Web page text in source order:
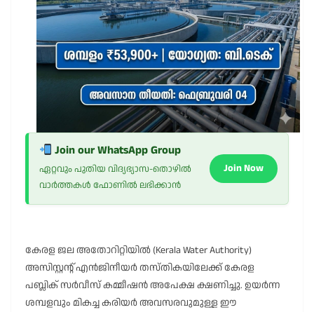
Join our WhatsApp Group
ഏറ്റവും പുതിയ വിദ്യഭ്യാസ-തൊഴിൽ
വാർത്തകൾ ഫോണിൽ ലഭിക്കാൻ
Join Now
കേരള ജല അതോറിറ്റിയിൽ (Kerala Water Authority)
അസിസ്റ്റന്റ് എൻജിനീയർ തസ്തികയിലേക്ക് കേരള
പബ്ലിക് സർവീസ് കമ്മീഷൻ അപേക്ഷ ക്ഷണിച്ചു. ഉയർന്ന
ശമ്പളവും മികച്ച കരിയർ അവസരവുമുള്ള ഈ